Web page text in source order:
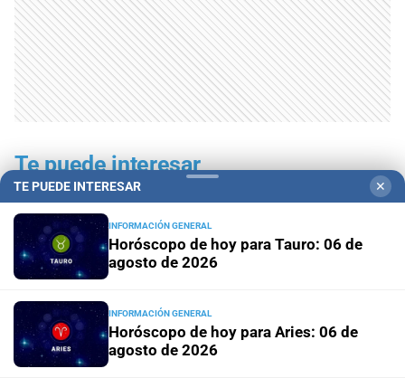
Te puede interesar
TE PUEDE INTERESAR ✕
INFORMACIÓN GENERAL
Horóscopo de hoy para Tauro: 06 de
agosto de 2026
INFORMACIÓN GENERAL
Horóscopo de hoy para Aries: 06 de
agosto de 2026